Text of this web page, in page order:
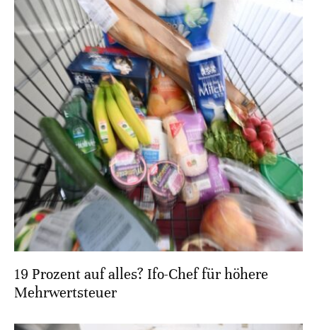
19 Prozent auf alles? Ifo-Chef für höhere
Mehrwertsteuer